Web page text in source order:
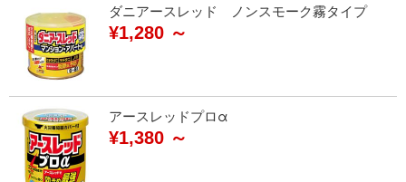
ダニアースレッド ノンスモーク霧タイプ
¥1,280 ～
アースレッドプロα
¥1,380 ～